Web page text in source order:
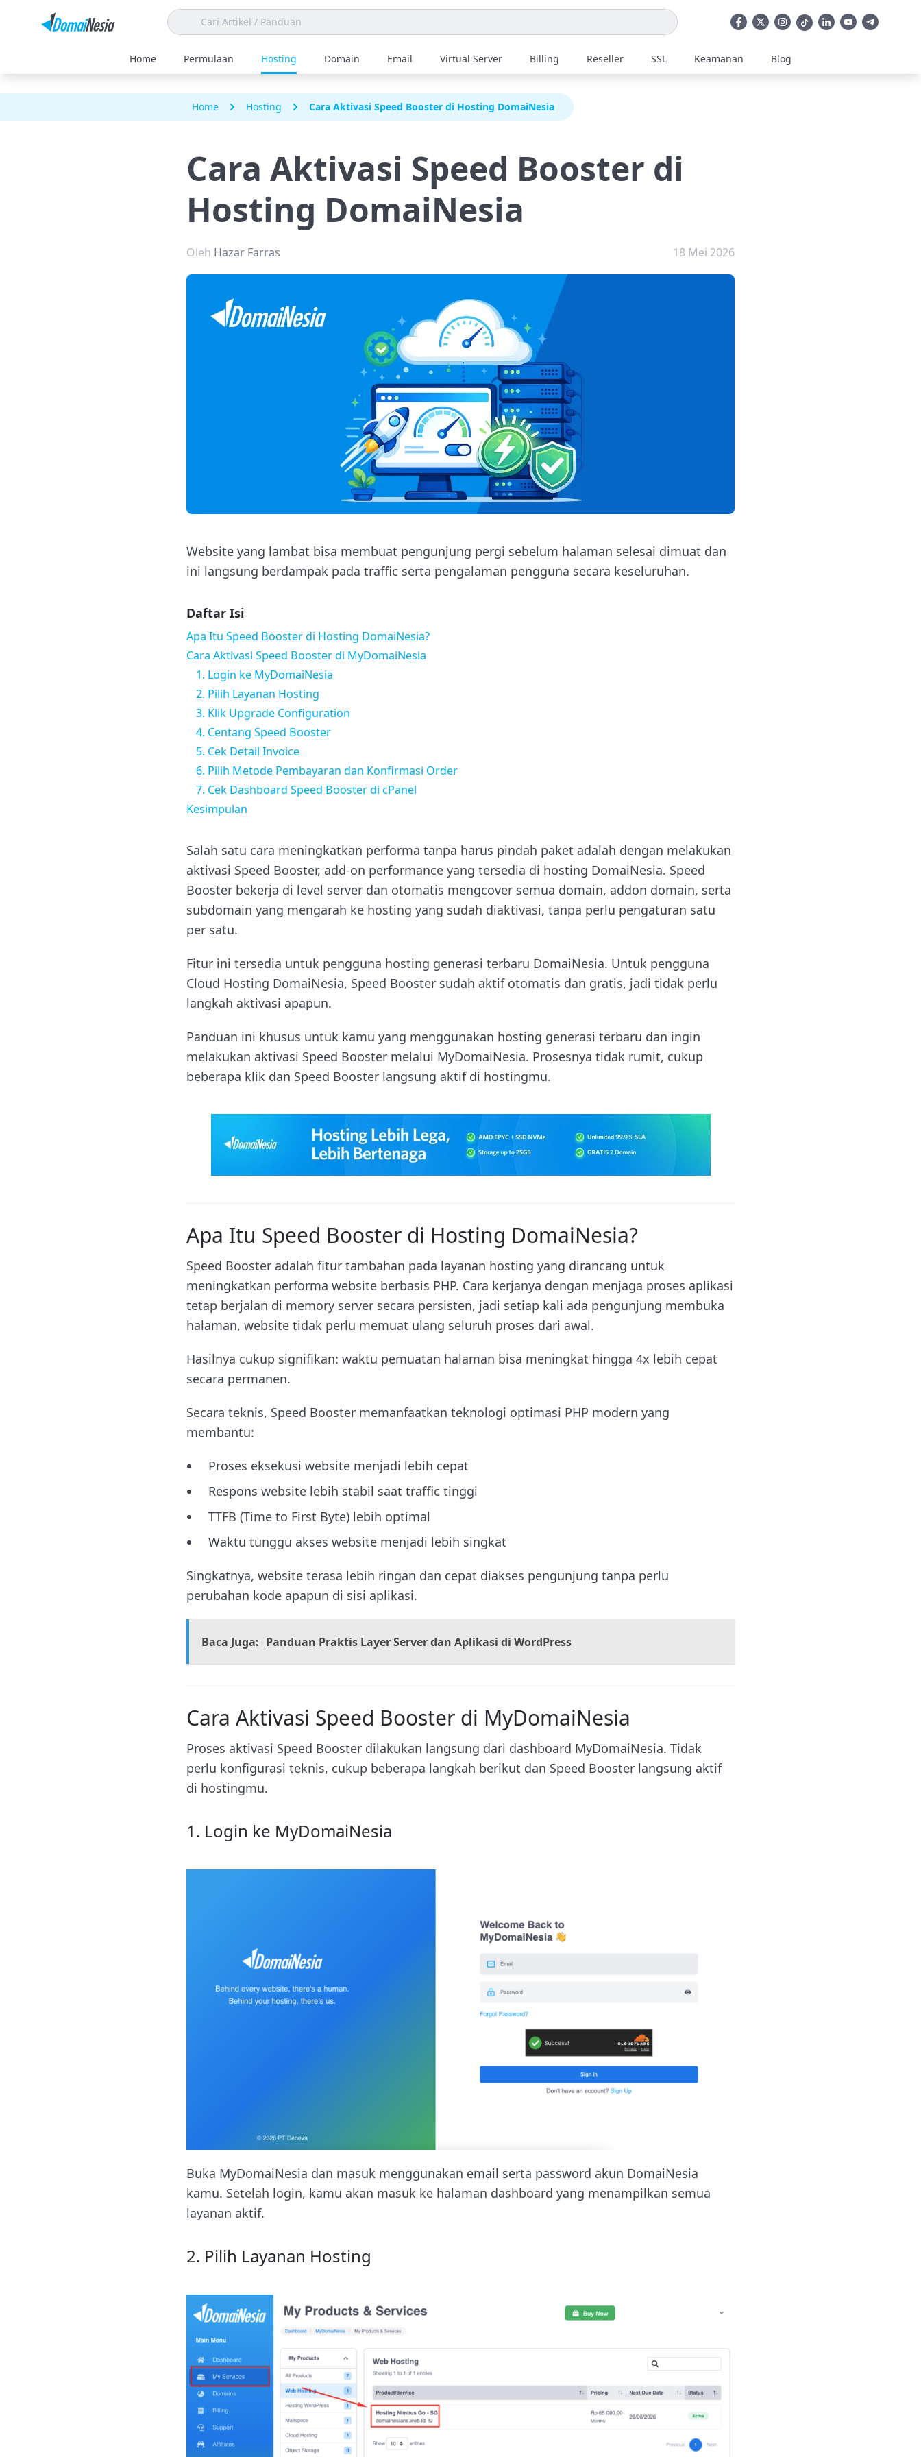
Home Permulaan Hosting Domain Email Virtual Server Billing Reseller SSL Keamanan Blog
Home Hosting Cara Aktivasi Speed Booster di Hosting DomaiNesia
Cara Aktivasi Speed Booster di
Hosting DomaiNesia
Oleh Hazar Farras 18 Mei 2026
Website yang lambat bisa membuat pengunjung pergi sebelum halaman selesai dimuat dan
ini langsung berdampak pada traffic serta pengalaman pengguna secara keseluruhan.
Daftar Isi
Apa Itu Speed Booster di Hosting DomaiNesia?
Cara Aktivasi Speed Booster di MyDomaiNesia
1. Login ke MyDomaiNesia
2. Pilih Layanan Hosting
3. Klik Upgrade Configuration
4. Centang Speed Booster
5. Cek Detail Invoice
6. Pilih Metode Pembayaran dan Konfirmasi Order
7. Cek Dashboard Speed Booster di cPanel
Kesimpulan
Salah satu cara meningkatkan performa tanpa harus pindah paket adalah dengan melakukan
aktivasi Speed Booster, add-on performance yang tersedia di hosting DomaiNesia. Speed
Booster bekerja di level server dan otomatis mengcover semua domain, addon domain, serta
subdomain yang mengarah ke hosting yang sudah diaktivasi, tanpa perlu pengaturan satu
per satu.
Fitur ini tersedia untuk pengguna hosting generasi terbaru DomaiNesia. Untuk pengguna
Cloud Hosting DomaiNesia, Speed Booster sudah aktif otomatis dan gratis, jadi tidak perlu
langkah aktivasi apapun.
Panduan ini khusus untuk kamu yang menggunakan hosting generasi terbaru dan ingin
melakukan aktivasi Speed Booster melalui MyDomaiNesia. Prosesnya tidak rumit, cukup
beberapa klik dan Speed Booster langsung aktif di hostingmu.
Apa Itu Speed Booster di Hosting DomaiNesia?
Speed Booster adalah fitur tambahan pada layanan hosting yang dirancang untuk
meningkatkan performa website berbasis PHP. Cara kerjanya dengan menjaga proses aplikasi
tetap berjalan di memory server secara persisten, jadi setiap kali ada pengunjung membuka
halaman, website tidak perlu memuat ulang seluruh proses dari awal.
Hasilnya cukup signifikan: waktu pemuatan halaman bisa meningkat hingga 4x lebih cepat
secara permanen.
Secara teknis, Speed Booster memanfaatkan teknologi optimasi PHP modern yang
membantu:
Proses eksekusi website menjadi lebih cepat
Respons website lebih stabil saat traffic tinggi
TTFB (Time to First Byte) lebih optimal
Waktu tunggu akses website menjadi lebih singkat
Singkatnya, website terasa lebih ringan dan cepat diakses pengunjung tanpa perlu
perubahan kode apapun di sisi aplikasi.
Baca Juga: Panduan Praktis Layer Server dan Aplikasi di WordPress
Cara Aktivasi Speed Booster di MyDomaiNesia
Proses aktivasi Speed Booster dilakukan langsung dari dashboard MyDomaiNesia. Tidak
perlu konfigurasi teknis, cukup beberapa langkah berikut dan Speed Booster langsung aktif
di hostingmu.
1. Login ke MyDomaiNesia
Buka MyDomaiNesia dan masuk menggunakan email serta password akun DomaiNesia
kamu. Setelah login, kamu akan masuk ke halaman dashboard yang menampilkan semua
layanan aktif.
2. Pilih Layanan Hosting